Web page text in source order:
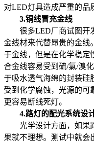
对LED灯具造成严重的
3.铜线冒充金线
很多LED厂商试图开发
金线材来代替昂贵的金线
于金线，但是在化学稳定
合金线容易受到硫/氯/溴
于吸水透气海绵的封装硅
受到化学腐蚀，光源的可
更容易断线死灯。
4.路灯的配光系统
光学设计方面，如果
果就不理想。测试中就会